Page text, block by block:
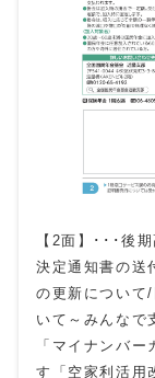
【2面】･･･後
決定通知書の送
の更新について
いて～みんなで
「マイナンバ
す「空家利活用